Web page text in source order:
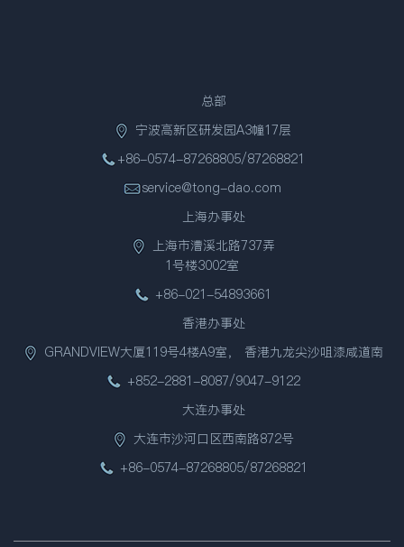
总部
宁波高新区研发园A3幢17层
+86-0574-87268805/87268821
service@tong-dao.com
上海办事处
上海市漕溪北路737弄
1号楼3002室
+86-021-54893661
香港办事处
GRANDVIEW大厦119号4楼A9室， 香港九龙尖沙咀漆咸道南
+852-2881-8087/9047-9122
大连办事处
大连市沙河口区西南路872号
+86-0574-87268805/87268821